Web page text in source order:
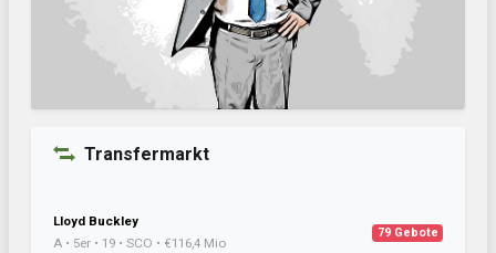
Transfermarkt
Lloyd Buckley
A • 5er • 19 • SCO • €116,4 Mio
79 Gebote